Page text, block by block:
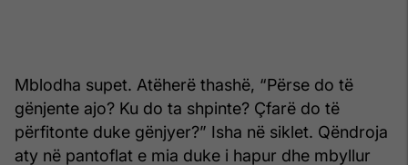
Mblodha supet. Atëherë thashë, “Përse do të
gënjente ajo? Ku do ta shpinte? Çfarë do të
përfitonte duke gënjyer?” Isha në sik­let. Qëndroja
aty në pantoflat e mia duke i hapur dhe mbyllur